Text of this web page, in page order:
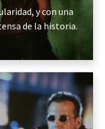
y con una
de la historia.